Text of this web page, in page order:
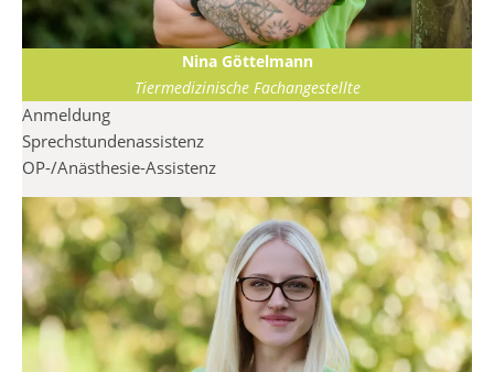
Nina Göttelmann
Tiermedizinische Fachangestellte
Anmeldung
Sprechstundenassistenz
OP-/Anästhesie-Assistenz